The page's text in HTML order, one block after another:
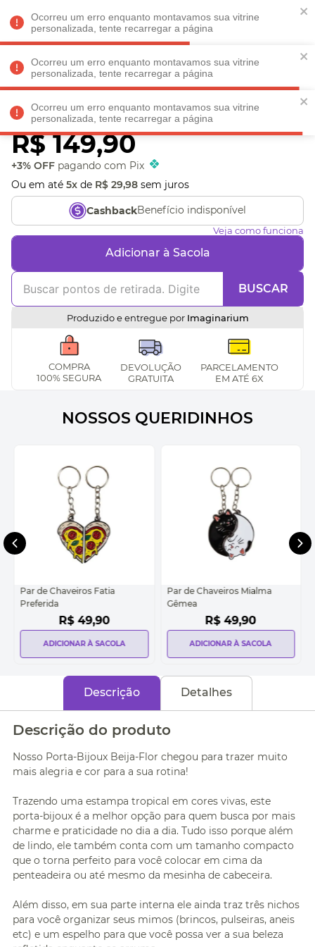
Ocorreu um erro enquanto montavamos sua vitrine
personalizada, tente recarregar a página
Ocorreu um erro enquanto montavamos sua vitrine
personalizada, tente recarregar a página
Ocorreu um erro enquanto montavamos sua vitrine
personalizada, tente recarregar a página
Faltam REGULAMENTO
Veja produtos perto de você! Informe seu CEP
Porta Bijoux Beija Flor
R$ 149,90
+3% OFF pagando com Pix
Ou em até 5x de R$ 29,98 sem juros
CashbackBenefício indisponível
Veja como funciona
Adicionar à Sacola
BUSCAR
Produzido e entregue por Imaginarium
COMPRA
100% SEGURA
DEVOLUÇÃO
GRATUITA
PARCELAMENTO
EM ATÉ 6X
NOSSOS QUERIDINHOS
Par de Chaveiros Fatia
Preferida
R$ 49,90
ADICIONAR À SACOLA
Par de Chaveiros Mialma
Gêmea
R$ 49,90
ADICIONAR À SACOLA
Descrição Detalhes
Descrição do produto
Nosso Porta-Bijoux Beija-Flor chegou para trazer muito
mais alegria e cor para a sua rotina!
Trazendo uma estampa tropical em cores vivas, este
porta-bijoux é a melhor opção para quem busca por mais
charme e praticidade no dia a dia. Tudo isso porque além
de lindo, ele também conta com um tamanho compacto
que o torna perfeito para você colocar em cima da
penteadeira ou até mesmo da mesinha de cabeceira.
Além disso, em sua parte interna ele ainda traz três nichos
para você organizar seus mimos (brincos, pulseiras, aneis
etc) e um espelho para que você possa ver a sua beleza